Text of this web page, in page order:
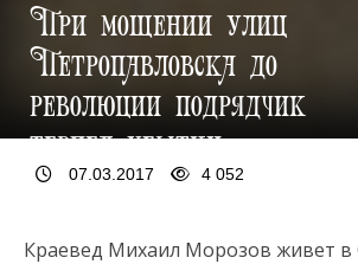
При мощении улиц
Петропавловска до
революции подрядчик
терпел убытки
07.03.2017 4 052
Краевед Михаил Морозов живет в